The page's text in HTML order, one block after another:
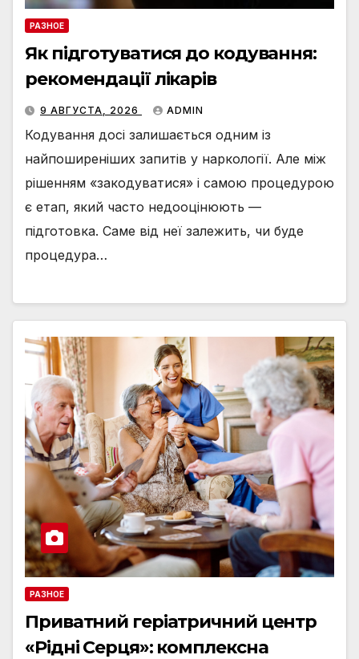
РАЗНОЕ
Як підготуватися до кодування:
рекомендації лікарів
9 АВГУСТА, 2026 ADMIN
Кодування досі залишається одним із
найпоширеніших запитів у наркології. Але між
рішенням «закодуватися» і самою процедурою
є етап, який часто недооцінюють —
підготовка. Саме від неї залежить, чи буде
процедура…
РАЗНОЕ
Приватний геріатричний центр
«Рідні Серця»: комплексна